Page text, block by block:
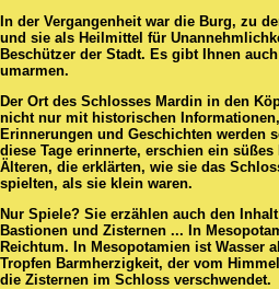
In der Vergangenheit war die Burg, zu
und sie als Heilmittel für
Beschützer der Stadt. Es gibt Ihnen
umarmen.
Der Ort des Schlosses Mardin in den
nicht nur mit historischen
Erinnerungen und Geschichten werden
diese Tage erinnerte, erschien ein
Älteren, die erklärten, wie sie das
spielten, als sie klein waren.
Nur Spiele? Sie erzählen auch den
Bastionen und Zisternen ... In
Reichtum. In Mesopotamien ist Wasser
Tropfen Barmherzigkeit, der vom
die Zisternen im Schloss verschwendet.